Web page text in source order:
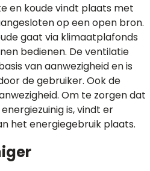
en koude vindt plaats met
op een open bron.
gaat via klimaatplafonds
bedienen. De ventilatie
van aanwezigheid en is
de gebruiker. Ook de
Om te zorgen dat
is, vindt er
het energiegebruik plaats.